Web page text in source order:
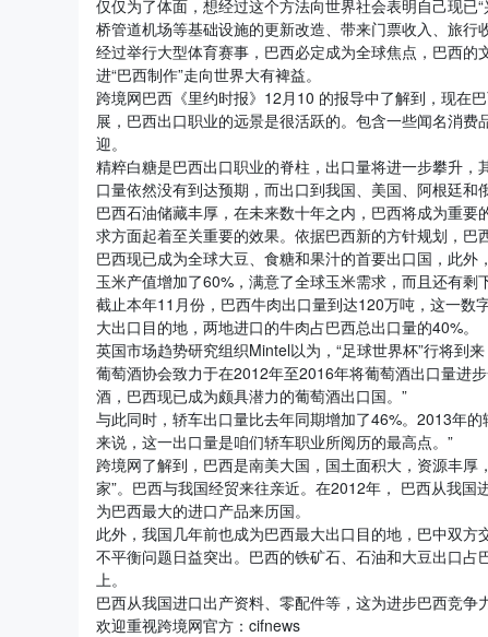
仅仅为了体面，想经过这个方法向世界社会表明自己现已
桥管道机场等基础设施的更新改造、带来门票收入、旅
经过举行大型体育赛事，巴西必定成为全球焦点，巴西的
进“巴西制作”走向世界大有裨益。
跨境网巴西《里约时报》12月10 的报导中了解到，现在
展，巴西出口职业的远景是很活跃的。包含一些闻名消
迎。
精粹白糖是巴西出口职业的脊柱，出口量将进一步攀升
口量依然没有到达预期，而出口到我国、美国、阿根廷和
巴西石油储藏丰厚，在未来数十年之内，巴西将成为重
求方面起着至关重要的效果。依据巴西新的方针规划，
巴西现已成为全球大豆、食糖和果汁的首要出口国，此
玉米产值增加了60%，满意了全球玉米需求，而且还有剩
截止本年11月份，巴西牛肉出口量到达120万吨，这一
大出口目的地，两地进口的牛肉占巴西总出口量的40%。
英国市场趋势研究组织Mintel以为，“足球世界杯”行将到
葡萄酒协会致力于在2012年至2016年将葡萄酒出口量进
酒，巴西现已成为颇具潜力的葡萄酒出口国。”
与此同时，轿车出口量比去年同期增加了46%。2013年
来说，这一出口量是咱们轿车职业所阅历的最高点。”
跨境网了解到，巴西是南美大国，国土面积大，资源丰
家”。巴西与我国经贸来往亲近。在2012年， 巴西从我
为巴西最大的进口产品来历国。
此外，我国几年前也成为巴西最大出口目的地，巴中双
不平衡问题日益突出。巴西的铁矿石、石油和大豆出口
上。
巴西从我国进口出产资料、零配件等，这为进步巴西竞争
欢迎重视跨境网官方：cifnews